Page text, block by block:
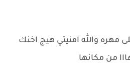
مهره والله امنيتي هيج اخنك
من مكانها